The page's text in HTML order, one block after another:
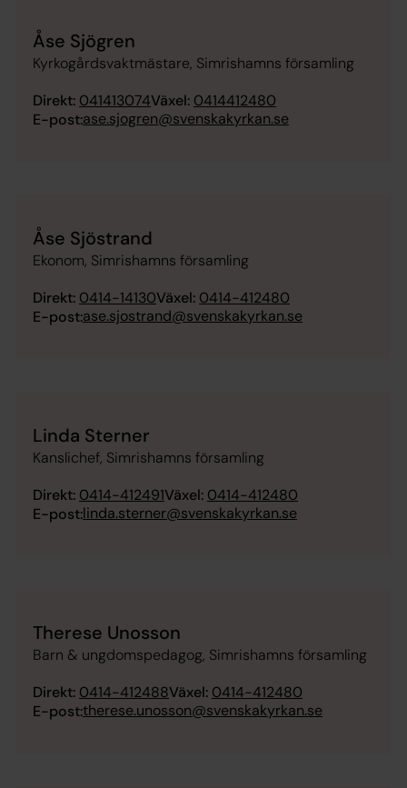
Åse Sjögren
Kyrkogårdsvaktmästare, Simrishamns församling
Direkt: 041413074Växel: 0414412480
E-post:ase.sjogren@svenskakyrkan.se
Åse Sjöstrand
Ekonom, Simrishamns församling
Direkt: 0414-14130Växel: 0414-412480
E-post:ase.sjostrand@svenskakyrkan.se
Linda Sterner
Kanslichef, Simrishamns församling
Direkt: 0414-412491Växel: 0414-412480
E-post:linda.sterner@svenskakyrkan.se
Therese Unosson
Barn & ungdomspedagog, Simrishamns församling
Direkt: 0414-412488Växel: 0414-412480
E-post:therese.unosson@svenskakyrkan.se